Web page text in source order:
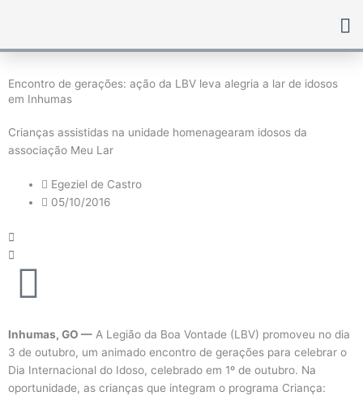
Encontro de gerações: ação da LBV leva alegria a lar de idosos
em Inhumas
Crianças assistidas na unidade homenagearam idosos da
associação Meu Lar
Egeziel de Castro
05/10/2016
Inhumas, GO — A Legião da Boa Vontade (LBV) promoveu no dia
3 de outubro, um animado encontro de gerações para celebrar o
Dia Internacional do Idoso, celebrado em 1º de outubro. Na
oportunidade, as crianças que integram o programa Criança: